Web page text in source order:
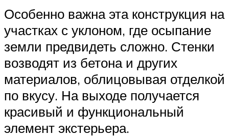
Особенно важна эта конструкция на
участках с уклоном, где осыпание
земли предвидеть сложно. Стенки
возводят из бетона и других
материалов, облицовывая отделкой
по вкусу. На выходе получается
красивый и функциональный
элемент экстерьера.